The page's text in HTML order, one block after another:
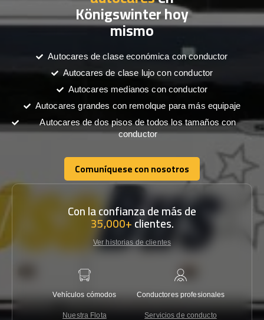
Königswinter hoy
mismo
Autocares de clase económica con conductor
Autocares de clase lujo con conductor
Autocares medianos con conductor
Autocares grandes con remolque para más equipaje
Autocares de dos pisos de todos los tamaños con
conductor
Comuníquese con nosotros
Comuníquese con nosotros
Con la confianza de más de
35,000+clientes.
Ver historias de clientes
Vehículos cómodos
Nuestra Flota
Conductores profesionales
Servicios de conducto